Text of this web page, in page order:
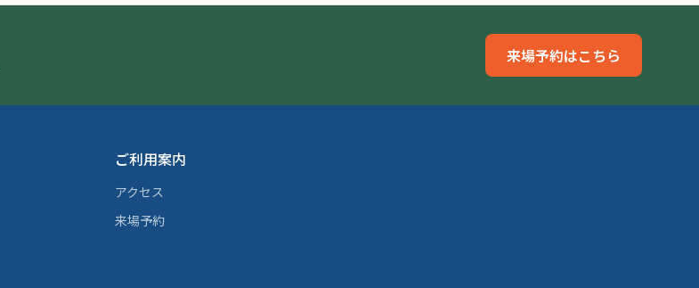
来場予約はこちら
ご利用案内
アクセス
来場予約